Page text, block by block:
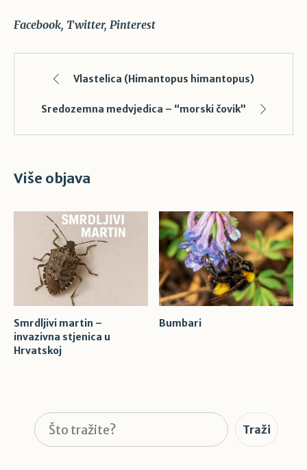
Facebook Twitter Pinterest
Vlastelica (Himantopus himantopus)
Sredozemna medvjedica – “morski čovik”
Više objava
Smrdljivi martin –
invazivna stjenica u
Hrvatskoj
Bumbari
Pretraga Traži